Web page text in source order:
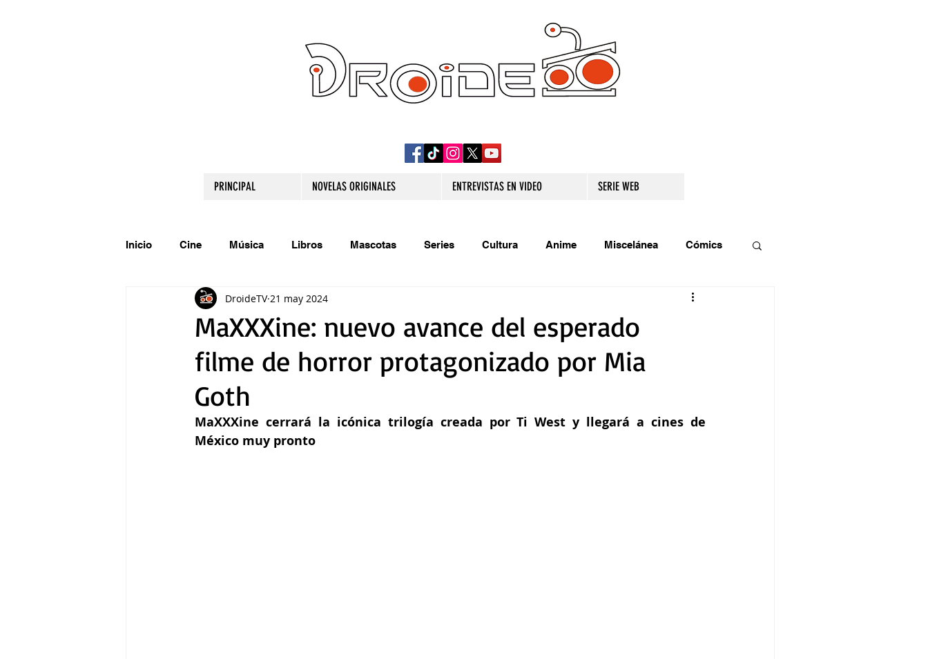
PRINCIPAL NOVELAS ORIGINALES ENTREVISTAS EN VIDEO SERIE WEB
Inicio Cine Música Libros Mascotas Series Cultura Anime Miscelánea Cómics
Comparte tu talento Relatos originales
Gastronomía Tecnología
MaXXXine: nuevo avance del esperado
filme de horror protagonizado por Mia
Goth
DroideTV 21 may 2024
MaXXXine cerrará la icónica trilogía creada por Ti West y llegará a cines de
México muy pronto